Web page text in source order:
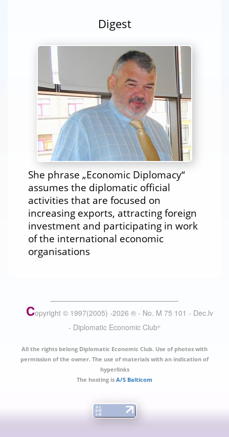
Digest
She phrase „Economic Diplomacy“
assumes the diplomatic official
activities that are focused on
increasing exports, attracting foreign
investment and participating in work
of the international economic
organisations
Copyright © 1997(2005) -2026 ® - No. M 75 101 - Dec.lv
- Diplomatic Economic Club®
All the rights belong Diplomatic Economic Club. Use of photos with
permission of the owner. The use of materials with an indication of
hyperlinks
The hosting is A/S Balticom